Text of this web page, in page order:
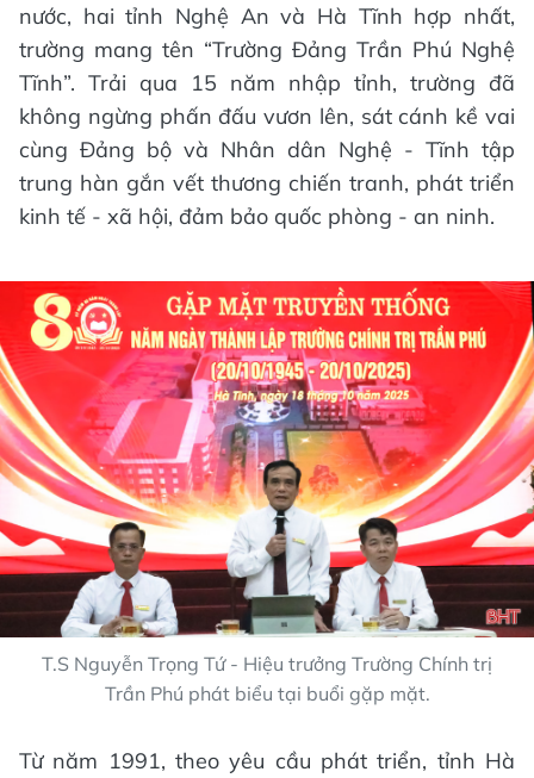
nước, hai tỉnh Nghệ An và Hà Tĩnh hợp nhất,
trường mang tên “Trường Đảng Trần Phú Nghệ
Tĩnh”. Trải qua 15 năm nhập tỉnh, trường đã
không ngừng phấn đấu vươn lên, sát cánh kề vai
cùng Đảng bộ và Nhân dân Nghệ - Tĩnh tập
trung hàn gắn vết thương chiến tranh, phát triển
kinh tế - xã hội, đảm bảo quốc phòng - an ninh.
T.S Nguyễn Trọng Tứ - Hiệu trưởng Trường Chính trị
Trần Phú phát biểu tại buổi gặp mặt.
Từ năm 1991, theo yêu cầu phát triển, tỉnh Hà